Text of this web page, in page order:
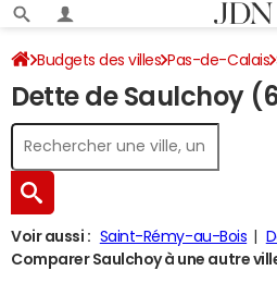
Budgets des villes Pas-de-Calais
Dette au 31/12/2024
Dette de Saulchoy
Voir aussi : Saint-Rémy-au-Bois
Comparer Saulchoy à une autre